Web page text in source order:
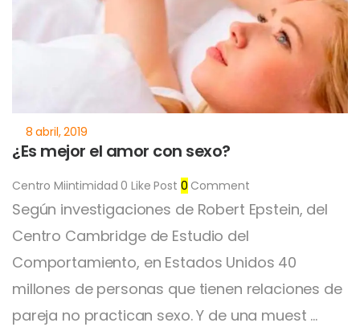
¿Es mejor el amor con sexo?
Centro Miintimidad 0 Like Post 0 Comment
Según investigaciones de Robert Epstein, del
Centro Cambridge de Estudio del
Comportamiento, en Estados Unidos 40
millones de personas que tienen relaciones de
pareja no practican sexo. Y de una muest ...